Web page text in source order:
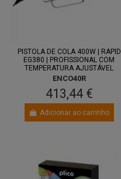
PISTOLA DE COLA 400W | RAPID
EG380 | PROFISSIONAL COM
TEMPERATURA AJUSTÁVEL
ENCO40R
413,44 €
Adicionar ao carrinho